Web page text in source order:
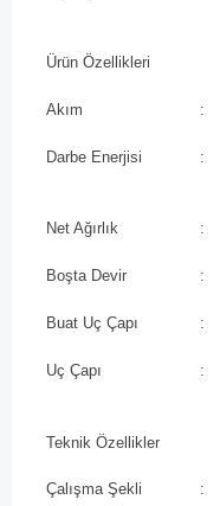
Ürün Özellikleri
Akım :
Darbe Enerjisi :
Net Ağırlık :
Boşta Devir :
Buat Uç Çapı :
Uç Çapı :
Teknik Özellikler
Çalışma Şekli :